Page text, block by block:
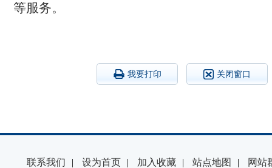
等服务。
我要打印 关闭窗口
联系我们 | 设为首页 | 加入收藏 | 站点地图 | 网站